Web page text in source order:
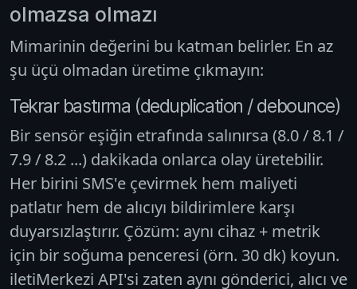
olmazsa olmazı
Mimarinin değerini bu katman belirler. En az
şu üçü olmadan üretime çıkmayın:
Tekrar bastırma (deduplication / debounce)
Bir sensör eşiğin etrafında salınırsa (8.0 / 8.1 /
7.9 / 8.2 ...) dakikada onlarca olay üretebilir.
Her birini SMS'e çevirmek hem maliyeti
patlatır hem de alıcıyı bildirimlere karşı
duyarsızlaştırır. Çözüm: aynı cihaz + metrik
için bir soğuma penceresi (örn. 30 dk) koyun.
iletiMerkezi API'si zaten aynı gönderici, alıcı ve